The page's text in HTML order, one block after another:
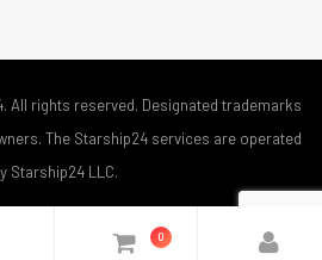
All rights reserved. Designated trademarks
The Starship24 services are operated
Starship24 LLC.
0